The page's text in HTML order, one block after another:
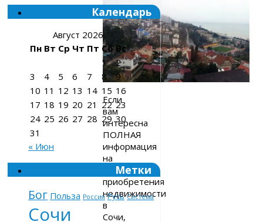
Если
вам
интересна
ПОЛНАЯ
информация
на
тему
приобретения
недвижимости
в
Сочи,
Календарь
Август 2026
Пн Вт Ср Чт Пт Сб Вс
1
2
3
4 5 6 7 8
9
10 11 12 13 14 15 16
17 18 19 20 21 22 23
24 25 26 27 28 29 30
31
« Июн
Метки
Бог Польза Россия Русь Система
Сочи